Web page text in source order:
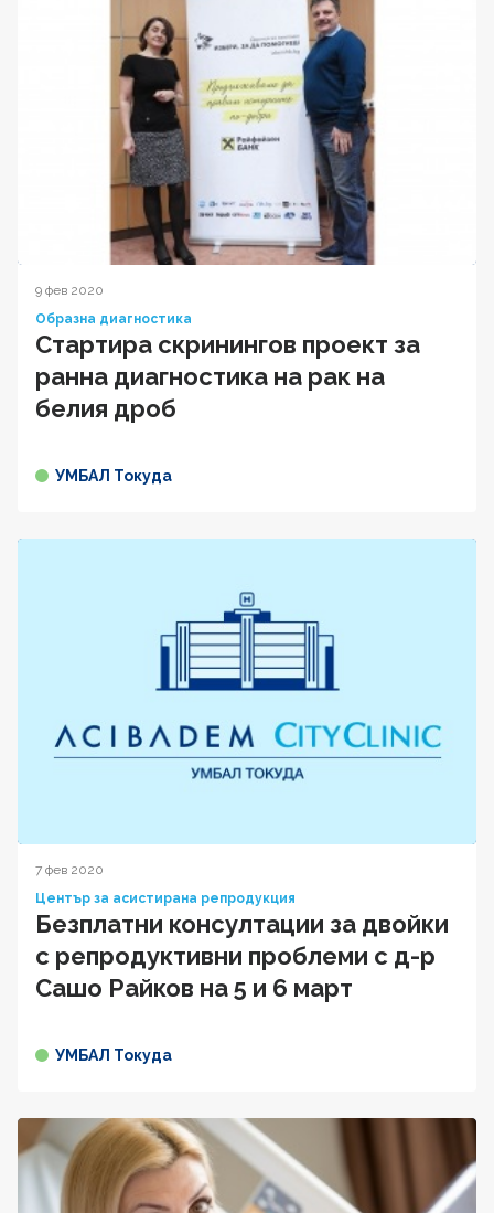
9 фев 2020
Образна диагностика
Стартира скринингов проект за
ранна диагностика на рак на
белия дроб
УМБАЛ Токуда
7 фев 2020
Център за асистирана репродукция
Безплатни консултации за двойки
с репродуктивни проблеми с д-р
Сашо Райков на 5 и 6 март
УМБАЛ Токуда